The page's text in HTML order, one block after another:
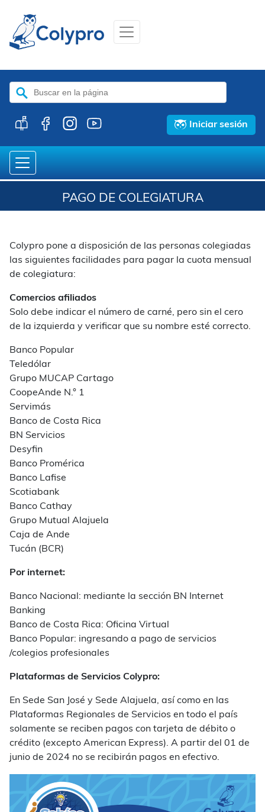
Buscar:
Iniciar sesión
PAGO DE COLEGIATURA
Colypro pone a disposición de las personas colegiadas
las siguientes facilidades para pagar la cuota mensual
de colegiatura:
Comercios afiliados
Solo debe indicar el número de carné, pero sin el cero
de la izquierda y verificar que su nombre esté correcto.
Banco Popular
Teledólar
Grupo MUCAP Cartago
CoopeAnde N.° 1
Servimás
Banco de Costa Rica
BN Servicios
Desyfin
Banco Promérica
Banco Lafise
Scotiabank
Banco Cathay
Grupo Mutual Alajuela
Caja de Ande
Tucán (BCR)
Por internet:
Banco Nacional: mediante la sección BN Internet
Banking
Banco de Costa Rica: Oficina Virtual
Banco Popular: ingresando a pago de servicios
/colegios profesionales
Plataformas de Servicios Colypro:
En Sede San José y Sede Alajuela, así como en las
Plataformas Regionales de Servicios en todo el país
solamente se reciben pagos con tarjeta de débito o
crédito (excepto American Express). A partir del 01 de
junio de 2024 no se recibirán pagos en efectivo.